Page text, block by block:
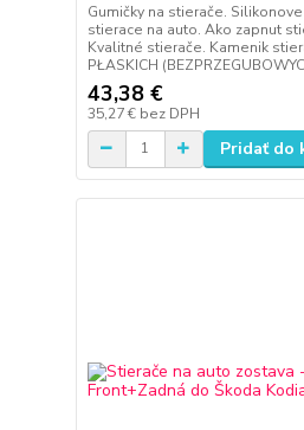
Gumičky na stierače.
stierace na auto. Ako zapnut
Kvalitné stierače. Kamenik
PŁASKICH
43,38 €
35,27 € bez DPH
Pridať do